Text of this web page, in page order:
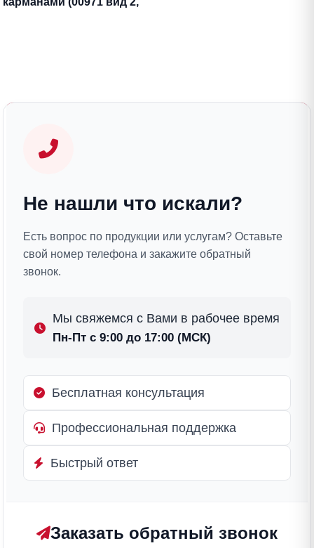
Не нашли что искали?
Есть вопрос по продукции или услугам? Оставьте
свой номер телефона и закажите обратный
звонок.
Мы свяжемся с Вами в рабочее время
Пн-Пт с 9:00 до 17:00 (МСК)
Бесплатная консультация
Профессиональная поддержка
Быстрый ответ
Заказать обратный звонок